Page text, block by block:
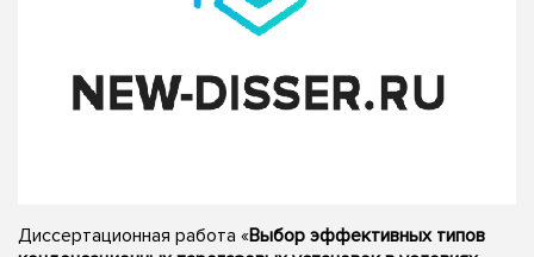
Диссертационная работа «Выбор эффективных типов